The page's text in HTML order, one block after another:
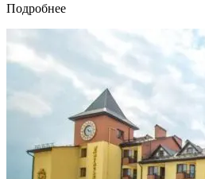
Подробнее